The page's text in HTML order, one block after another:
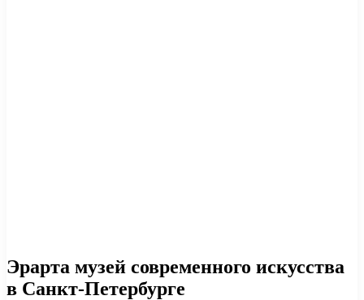
Эрарта музей современного искусства
в Санкт-Петербурге